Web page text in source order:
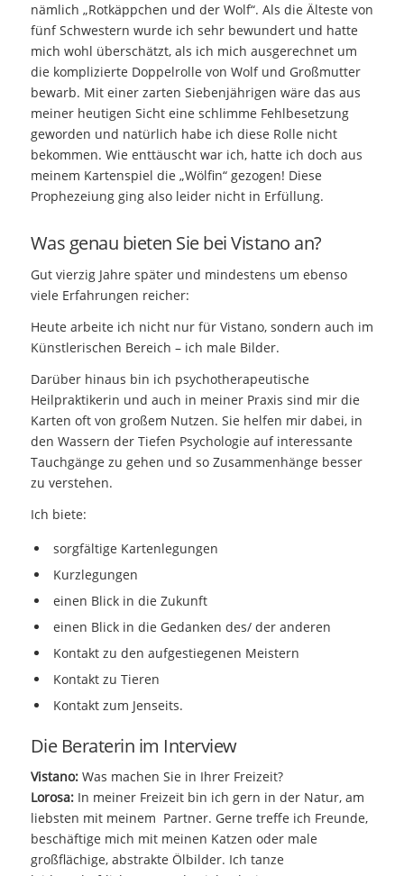
nämlich „Rotkäppchen und der Wolf“. Als die Älteste von
fünf Schwestern wurde ich sehr bewundert und hatte
mich wohl überschätzt, als ich mich ausgerechnet um
die komplizierte Doppelrolle von Wolf und Großmutter
bewarb. Mit einer zarten Siebenjährigen wäre das aus
meiner heutigen Sicht eine schlimme Fehlbesetzung
geworden und natürlich habe ich diese Rolle nicht
bekommen. Wie enttäuscht war ich, hatte ich doch aus
meinem Kartenspiel die „Wölfin“ gezogen! Diese
Prophezeiung ging also leider nicht in Erfüllung.
Was genau bieten Sie bei Vistano an?
Gut vierzig Jahre später und mindestens um ebenso
viele Erfahrungen reicher:
Heute arbeite ich nicht nur für Vistano, sondern auch im
Künstlerischen Bereich – ich male Bilder.
Darüber hinaus bin ich psychotherapeutische
Heilpraktikerin und auch in meiner Praxis sind mir die
Karten oft von großem Nutzen. Sie helfen mir dabei, in
den Wassern der Tiefen Psychologie auf interessante
Tauchgänge zu gehen und so Zusammenhänge besser
zu verstehen.
Ich biete:
sorgfältige Kartenlegungen
Kurzlegungen
einen Blick in die Zukunft
einen Blick in die Gedanken des/ der anderen
Kontakt zu den aufgestiegenen Meistern
Kontakt zu Tieren
Kontakt zum Jenseits.
Die Beraterin im Interview
Vistano:Was machen Sie in Ihrer Freizeit?
Lorosa: In meiner Freizeit bin ich gern in der Natur, am
liebsten mit meinem Partner. Gerne treffe ich Freunde,
beschäftige mich mit meinen Katzen oder male
großflächige, abstrakte Ölbilder. Ich tanze